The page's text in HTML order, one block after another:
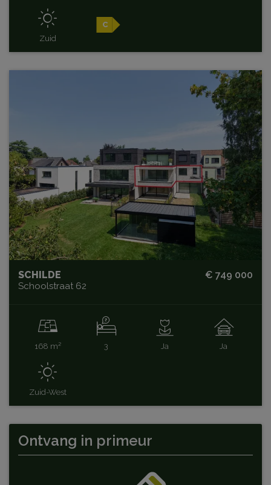
Zuid
C
€ 749 000
SCHILDE
Schoolstraat 62
168 m² 3 Ja Ja
Zuid-West
Ontvang in primeur